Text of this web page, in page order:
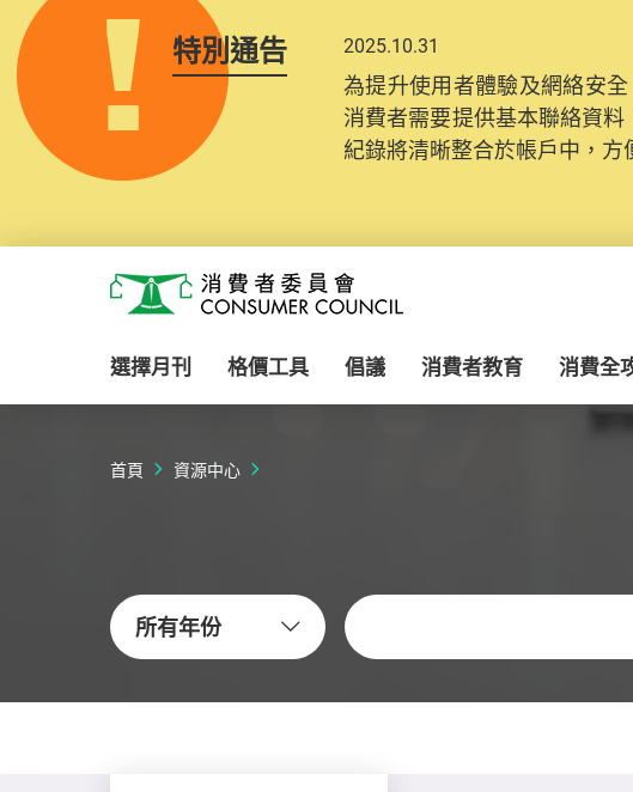
特別通告 2025.10.31
為提升使用者體驗及網絡安
消費者需要提供基本聯絡資
紀錄將清晰整合於帳戶中，方
消費者委員會
選擇月刊 格價工具 倡議 消費者教育 消費全
首頁 資源中心
所有年份
關鍵字